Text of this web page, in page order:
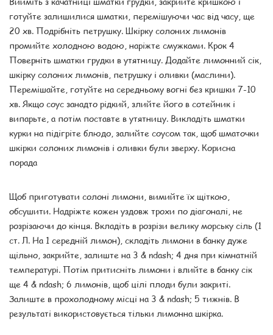
готуйте залишилися шматки, перемішуючи час від часу, ще
20 хв. Подрібніть петрушку. Шкірку солоних лимонів
промийте холодною водою, наріжте смужками. Крок 4
Поверніть шматки грудки в утятницу. Додайте лимонний сік,
шкірку солоних лимонів, петрушку і оливки (маслини).
Перемішайте, готуйте на середньому вогні без кришки 7-10
хв. Якщо соус занадто рідкий, злийте його в сотейник і
випарьте, а потім поставте в утятницу. Викладіть шматки
курки на підігріте блюдо, залийте соусом так, щоб шматочки
шкірки солоних лимонів і оливки були зверху. Корисна
порада
Щоб приготувати солоні лимони, вимийте їх щіткою,
обсушити. Надріжте кожен уздовж трохи по діагоналі, не
розрізаючи до кінця. Вкладіть в розрізи велику морську сіль (1
ст. Л. На 1 середній лимон), складіть лимони в банку дуже
щільно, закрийте, залиште на 3 & ndash; 4 дня при кімнатній
температурі. Потім притисніть лимони і влийте в банку сік
ще 4 & ndash; 6 лимонів, щоб цілі плоди були закриті.
Залиште в прохолодному місці на 3 & ndash; 5 тижнів. В
результаті використовується тільки лимонна шкірка.